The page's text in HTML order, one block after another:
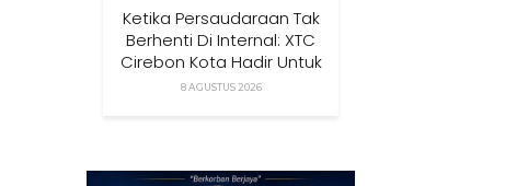
Ketika Persaudaraan Tak
Berhenti Di Internal: XTC
Cirebon Kota Hadir Untuk
Masyarakat
8 AGUSTUS 2026